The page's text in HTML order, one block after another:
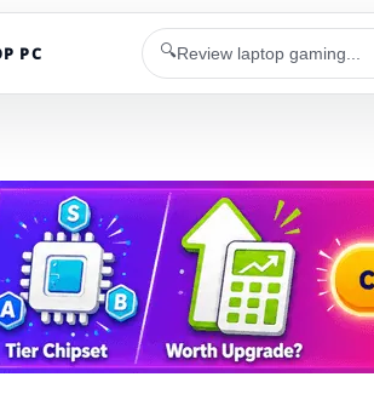
PC 🔍